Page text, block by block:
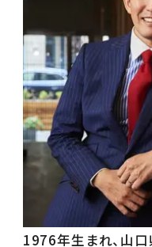
1976年生まれ、山口